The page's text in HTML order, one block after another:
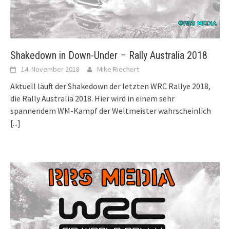
Shakedown in Down-Under – Rally Australia 2018
14. November 2018 Mike Riechert
Aktuell läuft der Shakedown der letzten WRC Rallye 2018,
die Rally Australia 2018. Hier wird in einem sehr
spannendem WM-Kampf der Weltmeister wahrscheinlich
[...]